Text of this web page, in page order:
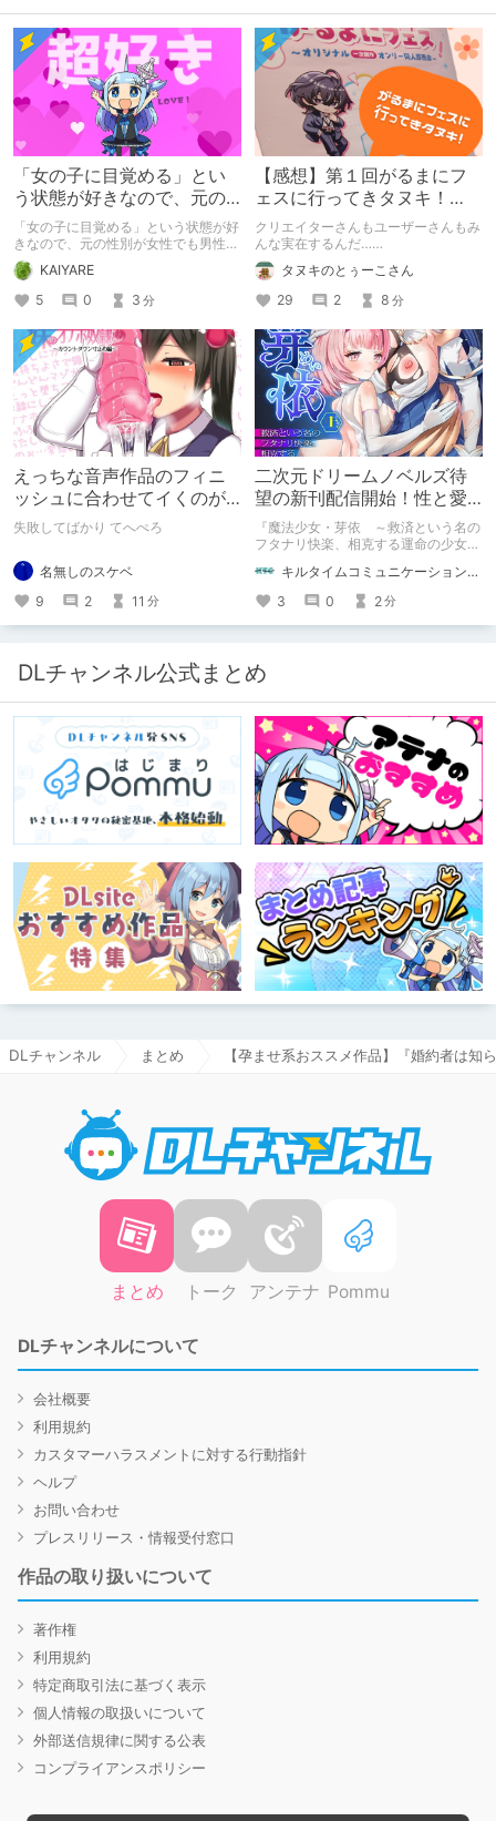
「女の子に目覚める」とい
う状態が好きなので、元の
性別が女性でも男性でも問
題ない話
「女の子に目覚める」という状態が好
きなので、元の性別が女性でも男性で
も問題ない話
KAIYARE
5
0 3 分
【感想】第１回がるまにフ
ェスに行ってきタヌキ！
【レポ】
クリエイターさんもユーザーさんもみ
んな実在するんだ……
タヌキのとぅーこさん
29
2 8 分
えっちな音声作品のフィニ
ッシュに合わせてイくのが
下手すぎる【失敗した話】
失敗してばかり てへぺろ
名無しのスケベ
9
2 11 分
二次元ドリームノベルズ待
望の新刊配信開始！性と愛
が渦巻く、ファンタジー官
能小説開幕！
『魔法少女・芽依 ～救済という名の
フタナリ快楽、相克する運命の少女た
ト：鳩春 一気に上・下巻が同時配
信！
キルタイムコミュニケーション（KTC）の作品を一人でも多くの人に知ってほしい人
3
0 2分
DLチャンネル公式まとめ
DLチャンネル まとめ 【孕ませ系おススメ作品】『婚約者は
まとめ トーク アンテナ Pommu
DLチャンネルについて
会社概要
利用規約
カスタマーハラスメントに対する行動指針
ヘルプ
お問い合わせ
プレスリリース・情報受付窓口
作品の取り扱いについて
著作権
利用規約
特定商取引法に基づく表示
個人情報の取扱いについて
外部送信規律に関する公表
コンプライアンスポリシー